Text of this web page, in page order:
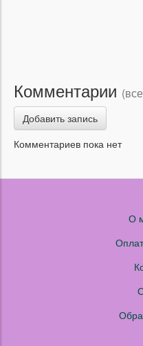
Комментарии
Добавить запись
Комментариев пока нет
О